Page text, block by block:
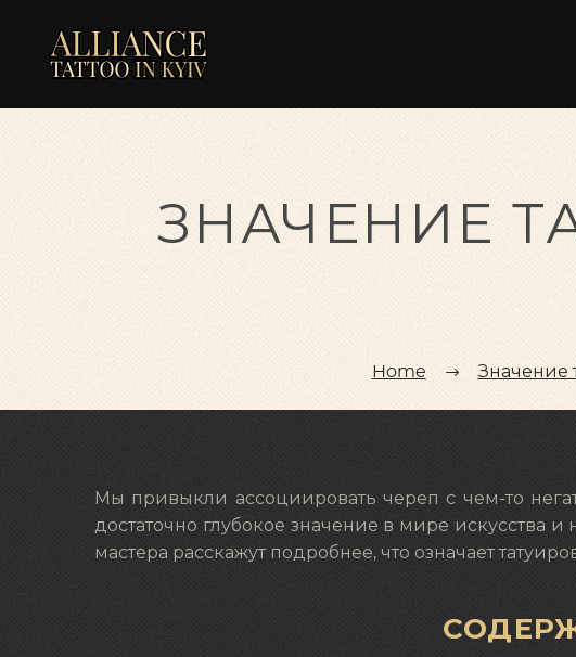
ЗНАЧЕНИЕ
Home Значение
Мы привыкли ассоциировать череп с чем-то
достаточно глубокое значение в мире искусства
мастера расскажут подробнее, что означает